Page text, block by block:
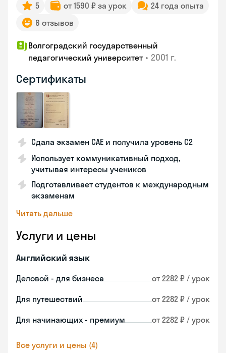
5 от 1590 ₽ за урок
24 года опыта
6 отзывов
Волгоградский государственный
педагогический университет • 2001 г.
Сертификаты
Сдала экзамен CAE и получила уровень С2
Использует коммуникативный подход,
учитывая интересы учеников
Подготавливает студентов к международным
экзаменам
Читать дальше
Услуги и цены
Английский язык
Деловой - для бизнеса от 2282 ₽ / урок
Для путешествий от 2282 ₽ / урок
Для начинающих - премиум от 2282 ₽ / урок
Все услуги и цены (4)